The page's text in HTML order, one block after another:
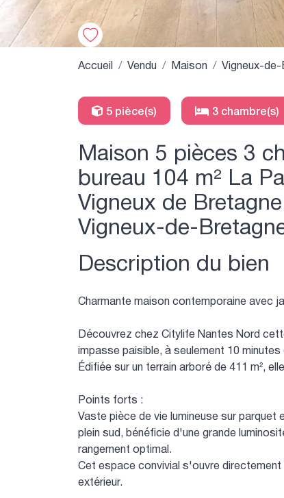
Accueil Vendu Maison Vigneux-
5 pièce(s) 3 chambre(s)
Maison 5 pièces 3
bureau 104 m² La
Vigneux de
Vigneux-de-
Description du bien
Charmante maison contemporaine avec
Découvrez chez Citylife Nantes Nord
impasse paisible, à seulement 10 minutes
Édifiée sur un terrain arboré de 411 m²,
Points forts :
Vaste pièce de vie lumineuse sur
plein sud, bénéficie d'une grande
rangement optimal.
Cet espace convivial s'ouvre
extérieur.